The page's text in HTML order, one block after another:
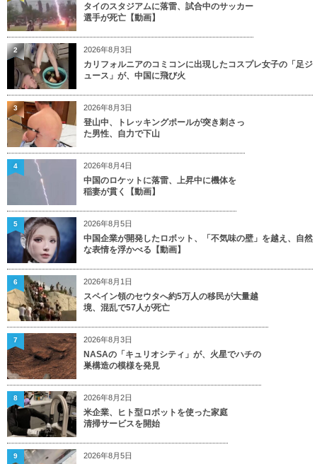
タイのスタジアムに落雷、試合中のサッカー
選手が死亡【動画】
2026年8月3日
カリフォルニアのコミコンに出現したコスプレ女子の「足ジ
ュース」が、中国に飛び火
2
2026年8月3日
登山中、トレッキングポールが突き刺さっ
た男性、自力で下山
3
2026年8月4日
中国のロケットに落雷、上昇中に機体を
稲妻が貫く【動画】
4
2026年8月5日
中国企業が開発したロボット、「不気味の壁」を越え、自然
な表情を浮かべる【動画】
5
2026年8月1日
スペイン領のセウタへ約5万人の移民が大量越
境、混乱で57人が死亡
6
2026年8月3日
NASAの「キュリオシティ」が、火星でハチの
巣構造の模様を発見
7
2026年8月2日
米企業、ヒト型ロボットを使った家庭
清掃サービスを開始
8
2026年8月5日
9